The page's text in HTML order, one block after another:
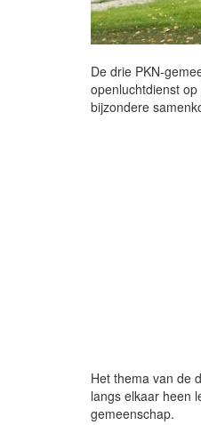
De drie PKN-
openluchtdienst
bijzondere
Het thema van de
langs elkaar heen
gemeenschap.